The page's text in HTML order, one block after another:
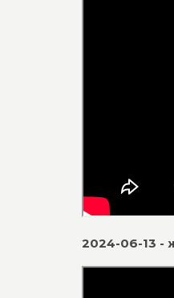
2024-06-13 -